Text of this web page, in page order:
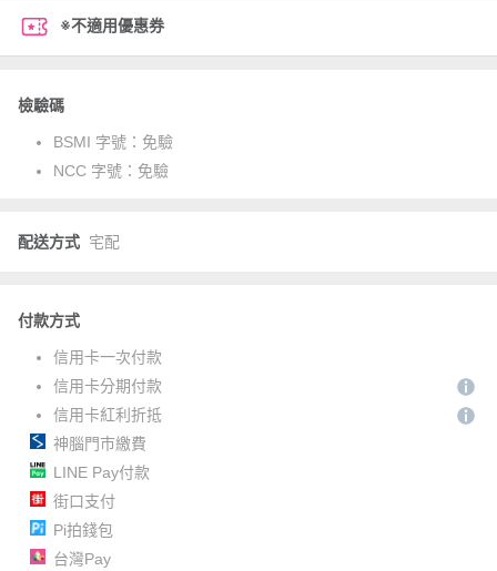
※不適用優惠券
檢驗碼
BSMI 字號： 免驗
NCC 字號： 免驗
配送方式 宅配
付款方式
信用卡一次付款
信用卡分期付款
信用卡紅利折抵
神腦門市繳費
LINE Pay付款
街口支付
Pi拍錢包
台灣Pay